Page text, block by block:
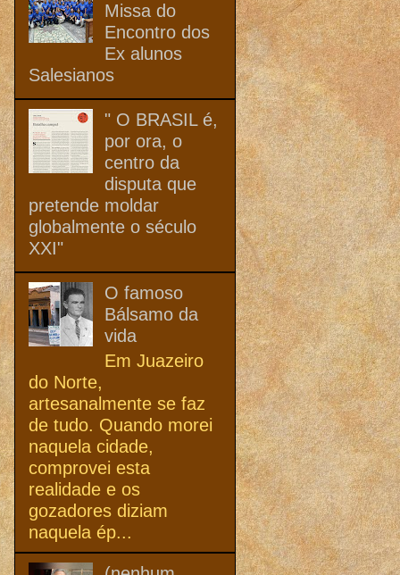
Missa do
Encontro dos
Ex alunos
Salesianos
" O BRASIL é,
por ora, o
centro da
disputa que
pretende moldar
globalmente o século
XXI"
O famoso
Bálsamo da
vida
Em Juazeiro
do Norte,
artesanalmente se faz
de tudo. Quando morei
naquela cidade,
comprovei esta
realidade e os
gozadores diziam
naquela ép...